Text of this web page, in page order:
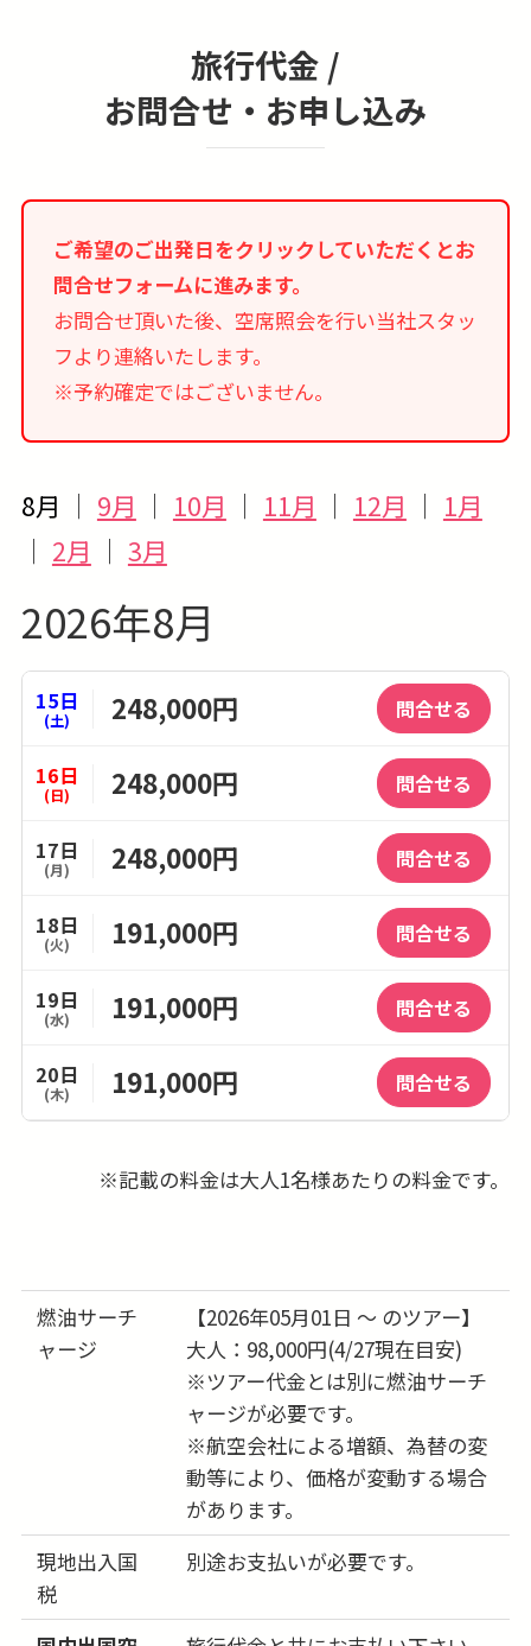
旅行代金 /
お問合せ・お申し込み
ご希望のご出発日をクリックしていただくとお
問合せフォームに進みます。
お問合せ頂いた後、空席照会を行い当社スタッ
フより連絡いたします。
※予約確定ではございません。
8月 ｜ 9月 ｜ 10月 ｜ 11月 ｜ 12月 ｜ 1月
｜ 2月 ｜ 3月
2026年8月
15日
(土) 248,000円 問合せる
16日
(日) 248,000円 問合せる
17日
(月) 248,000円 問合せる
18日
(火) 191,000円 問合せる
19日
(水) 191,000円 問合せる
20日
(木) 191,000円 問合せる
23日
(日) 196,000円 問合せる
196,000円 問合せる
191,000円 問合せる
(水) 191,000円 問合せる
27日
(木)
※記載の料金は大人1名様あたりの料金です。
燃油サーチ
ャージ
【2026年05月01日 ～ のツアー】
大人：98,000円(4/27現在目安)
※ツアー代金とは別に燃油サーチ
ャージが必要です。
※航空会社による増額、為替の変
動等により、価格が変動する場合
があります。
現地出入国
税
別途お支払いが必要です。